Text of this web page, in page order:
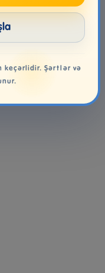
keçərlidir. Şərtlər və